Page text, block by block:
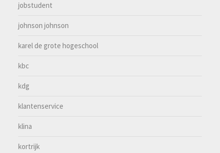
jobstudent
johnson johnson
karel de grote hogeschool
kbc
kdg
klantenservice
klina
kortrijk